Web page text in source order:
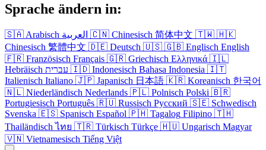
Sprache ändern in:
🇸🇦 Arabisch العربية 🇨🇳 Chinesisch 简体中文 🇹🇼 🇭🇰
Chinesisch 繁體中文 🇩🇪 Deutsch 🇺🇸 🇬🇧 Englisch English
🇫🇷 Französisch Français 🇬🇷 Griechisch Ελληνικά 🇮🇱
Hebräisch עברית 🇮🇩 Indonesisch Bahasa Indonesia 🇮🇹
Italienisch Italiano 🇯🇵 Japanisch 日本語 🇰🇷 Koreanisch 한국어
🇳🇱 Niederländisch Nederlands 🇵🇱 Polnisch Polski 🇧🇷
Portugiesisch Português 🇷🇺 Russisch Русский 🇸🇪 Schwedisch
Svenska 🇪🇸 Spanisch Español 🇵🇭 Tagalog Filipino 🇹🇭
Thailändisch ไทย 🇹🇷 Türkisch Türkçe 🇭🇺 Ungarisch Magyar
🇻🇳 Vietnamesisch Tiếng Việt